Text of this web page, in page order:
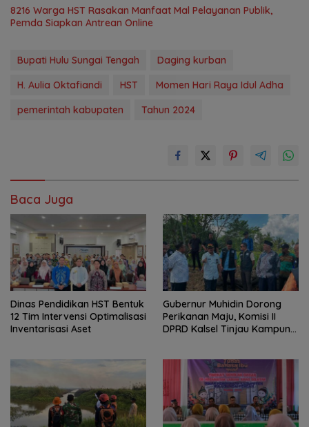
8216 Warga HST Rasakan Manfaat Mal Pelayanan Publik,
Pemda Siapkan Antrean Online
Bupati Hulu Sungai Tengah
Daging kurban
H. Aulia Oktafiandi
HST
Momen Hari Raya Idul Adha
pemerintah kabupaten
Tahun 2024
Baca Juga
Dinas Pendidikan HST Bentuk
12 Tim Intervensi Optimalisasi
Inventarisasi Aset
Gubernur Muhidin Dorong
Perikanan Maju, Komisi II
DPRD Kalsel Tinjau Kampung